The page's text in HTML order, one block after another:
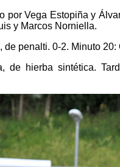
por Vega Estopiña y
y Marcos Norniella.
de penalti. 0-2. Minuto 20:
de hierba sintética.